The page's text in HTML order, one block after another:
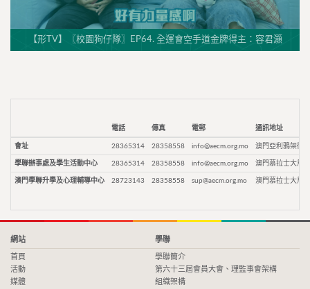
【形TV】〖校園狗仔隊〗EP64. 全運會空手道金牌得主：容君灝
電話 傳真 電郵 通訊地址
會址 28365314 28358558 info@aecm.org.mo 澳門亞利鴉架街9
學聯辦事處及學生活動中心 28365314 28358558 info@aecm.org.mo 澳門慕拉士大馬
澳門學聯升學及心理輔導中心 28723143 28358558 sup@aecm.org.mo 澳門慕拉士大馬
網站
首頁
活動
媒體
學聯
學聯簡介
第六十三屆會員大會、理監事會架構
組織架構